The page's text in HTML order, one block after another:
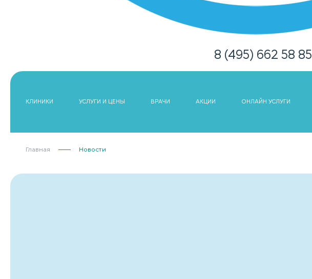
8 (495) 662 58 85
КЛИНИКИ УСЛУГИ И ЦЕНЫ ВРАЧИ АКЦИИ ОНЛАЙН УСЛУГИ
Главная Новости